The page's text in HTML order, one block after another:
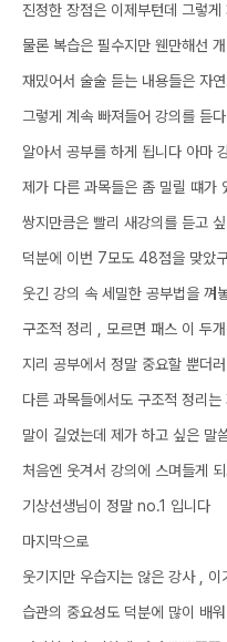
진정한 장점은 이제부턴데 그렇
물론 복습은 필수지만 웬만해선
재밌어서 술술 듣는 내용들은 자
그렇게 계속 빠져들어 강의를 듣
알아서 공부를 하게 됩니다 아마
제가 다른 과목들은 좀 밀릴 떄가
쌍지만큼은 빨리 새강의를 듣고
덕분에 이번 7모도 48점을 맞았
웃긴 강의 속 세밀한 공부법을 껴
구조적 정리 , 모르면 패스 이 두
지리 공부에서 정말 중요할 뿐더
다른 과목들에서도 구조적 정리
말이 길었는데 제가 하고 싶은 말
처음엔 웃겨서 강의에 스며들게
기상선생님이 정말 no.1 입니다
마지막으로
웃기지만 우습지는 않은 강사 ,
습관의 중요성도 덕분에 많이 배